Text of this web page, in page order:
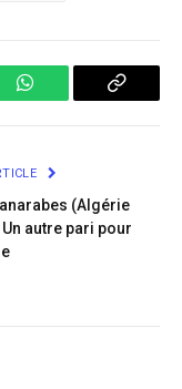
WhatsApp Copy
(Algérie
Un autre pari pour